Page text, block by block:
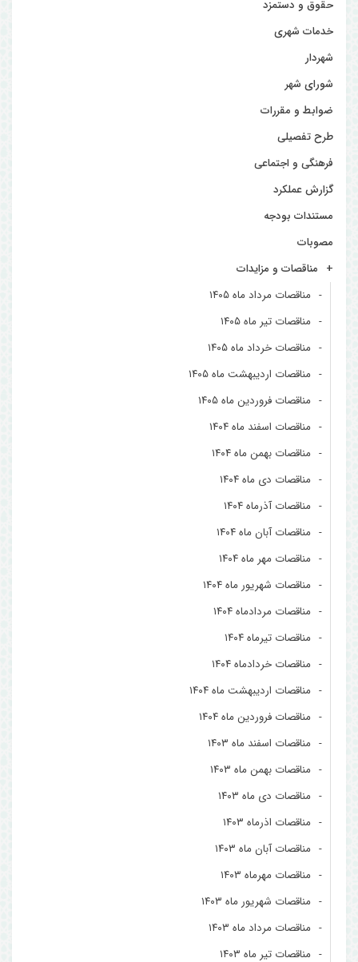
حقوق و دستمزد
خدمات شهری
شهردار
شورای شهر
ضوابط و مقررات
طرح تفصیلی
فرهنگی و اجتماعی
گزارش عملکرد
مستندات بودجه
مصوبات
مناقصات و مزایدات
مناقصات مرداد ماه ۱۴۰۵
مناقصات تیر ماه ۱۴۰۵
مناقصات خرداد ماه ۱۴۰۵
مناقصات اردیبهشت ماه ۱۴۰۵
مناقصات فروردین ماه ۱۴۰۵
مناقصات اسفند ماه ۱۴۰۴
مناقصات بهمن ماه ۱۴۰۴
مناقصات دی ماه ۱۴۰۴
مناقصات آذرماه ۱۴۰۴
مناقصات آبان ماه ۱۴۰۴
مناقصات مهر ماه ۱۴۰۴
مناقصات شهریور ماه ۱۴۰۴
مناقصات مردادماه ۱۴۰۴
مناقصات تیرماه ۱۴۰۴
مناقصات خردادماه ۱۴۰۴
مناقصات اردیبهشت ماه ۱۴۰۴
مناقصات فروردین ماه ۱۴۰۴
مناقصات اسفند ماه ۱۴۰۳
مناقصات بهمن ماه ۱۴۰۳
مناقصات دی ماه ۱۴۰۳
مناقصات اذرماه ۱۴۰۳
مناقصات آبان ماه ۱۴۰۳
مناقصات مهرماه ۱۴۰۳
مناقصات شهریور ماه ۱۴۰۳
مناقصات مرداد ماه ۱۴۰۳
مناقصات تیر ماه ۱۴۰۳